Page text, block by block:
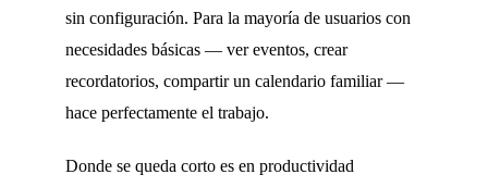
sin configuración. Para la mayoría de usuarios con
necesidades básicas — ver eventos, crear
recordatorios, compartir un calendario familiar —
hace perfectamente el trabajo.
Donde se queda corto es en productividad